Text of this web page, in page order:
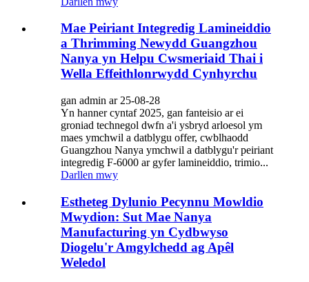
Mae Peiriant Integredig Lamineiddio
a Thrimming Newydd Guangzhou
Nanya yn Helpu Cwsmeriaid Thai i
Wella Effeithlonrwydd Cynhyrchu
gan admin ar 25-08-28
Yn hanner cyntaf 2025, gan fanteisio ar ei
groniad technegol dwfn a'i ysbryd arloesol ym
maes ymchwil a datblygu offer, cwblhaodd
Guangzhou Nanya ymchwil a datblygu'r peiriant
integredig F-6000 ar gyfer lamineiddio, trimio...
Darllen mwy
Estheteg Dylunio Pecynnu Mowldio
Mwydion: Sut Mae Nanya
Manufacturing yn Cydbwyso
Diogelu'r Amgylchedd ag Apêl
Weledol